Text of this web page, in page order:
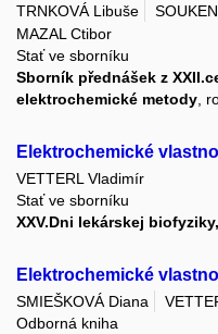
TRNKOVÁ Libuše
MAZAL Ctibor
Stať ve sborníku
Sborník přednášek z
elektrochemické metody ,
Elektrochemické
VETTERL Vladimír
Stať ve sborníku
XXV.Dni lekárskej
Elektrochemické
SMIEŠKOVÁ Diana
Odborná kniha